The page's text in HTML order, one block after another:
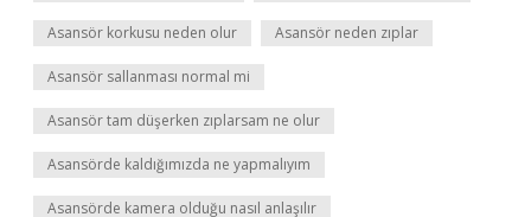
Asansör korkusu neden olur Asansör neden zıplar
Asansör sallanması normal mi
Asansör tam düşerken zıplarsam ne olur
Asansörde kaldığımızda ne yapmalıyım
Asansörde kamera olduğu nasıl anlaşılır